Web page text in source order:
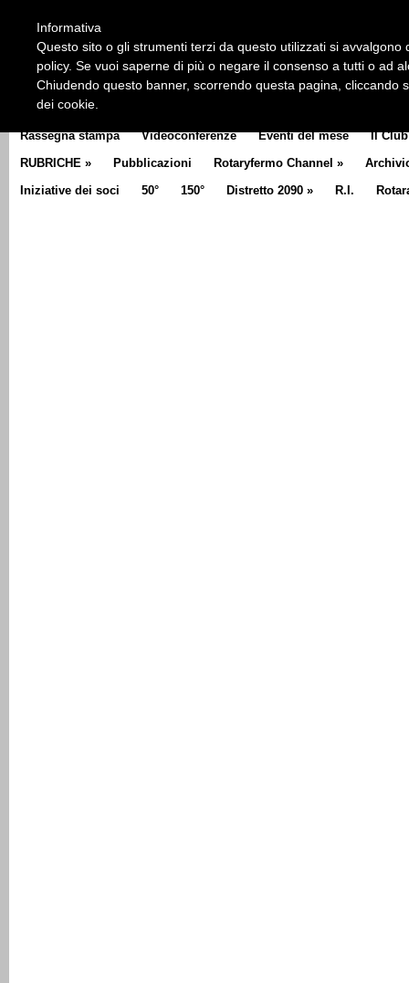
CLUB COMMUNICATOR
Rassegna stampa Videoconferenze Eventi del mese Il Club
RUBRICHE » Pubblicazioni Rotaryfermo Channel »
Iniziative dei soci
50° 150° Distretto 2090 » R.I.
Informativa
Questo sito o gli strumenti terzi da questo utilizzati si
policy. Se vuoi saperne di più o negare il consenso a tutti o ad
Chiudendo questo banner, scorrendo questa pagina, cliccando
dei cookie.